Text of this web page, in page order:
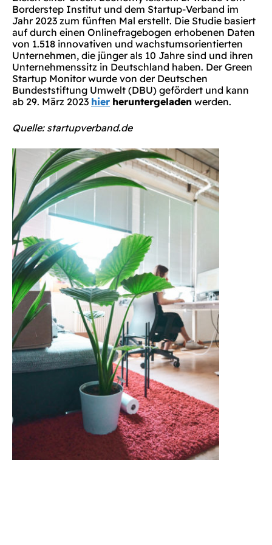
Borderstep Institut und dem Startup-Verband im
Jahr 2023 zum fünften Mal erstellt. Die Studie basiert
auf durch einen Onlinefragebogen erhobenen Daten
von 1.518 innovativen und wachstumsorientierten
Unternehmen, die jünger als 10 Jahre sind und ihren
Unternehmenssitz in Deutschland haben. Der Green
Startup Monitor wurde von der Deutschen
Bundeststiftung Umwelt (DBU) gefördert und kann
ab 29. März 2023 hier heruntergeladen werden.
Quelle: startupverband.de